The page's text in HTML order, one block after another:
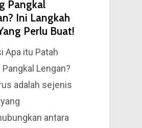
Pangkal
Ini Langkah
Perlu Buat!
Apa itu Patah
Pangkal Lengan?
adalah sejenis
antara